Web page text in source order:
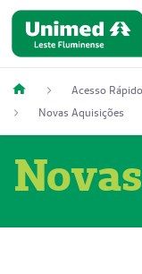
Acesso Rápido
Novas Aquisições